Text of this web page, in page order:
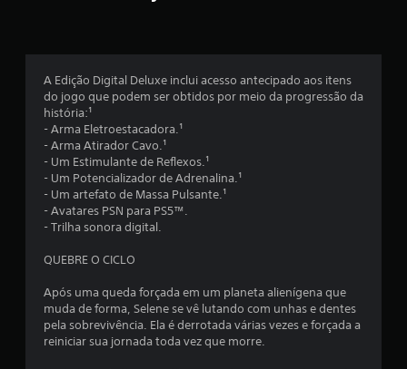
d
a
r
m
a
i
s
c
o
n
f
o
r
o
v
i
s
u
o
n
r
o
l
e
a
n
a
ó
i
c
o
u
A Edição Digital Deluxe inclui acesso antecipado aos itens
do jogo que podem ser obtidos por meio da progressão da
história:¹
- Arma Eletroestacadora.¹
- Arma Atirador Cavo.¹
- Um Estimulante de Reflexos.¹
- Um Potencializador de Adrenalina.¹
- Um artefato de Massa Pulsante.¹
- Avatares PSN para PS5™.
- Trilha sonora digital.
QUEBRE O CICLO
Após uma queda forçada em um planeta alienígena que
muda de forma, Selene se vê lutando com unhas e dentes
pela sobrevivência. Ela é derrotada várias vezes e forçada a
reiniciar sua jornada toda vez que morre.